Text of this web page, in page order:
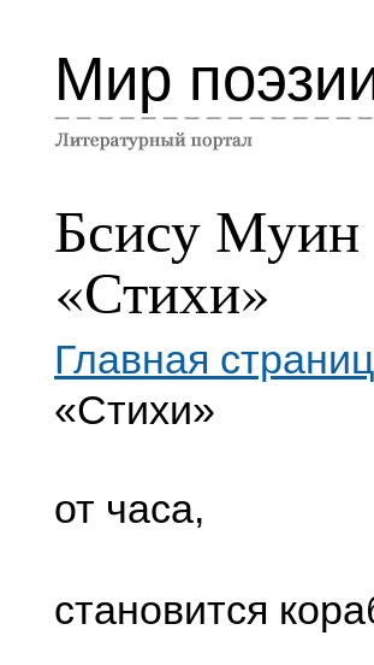
Мир
Бсису Муин
«Стихи»
Главная
«Стихи»
от часа,
становится